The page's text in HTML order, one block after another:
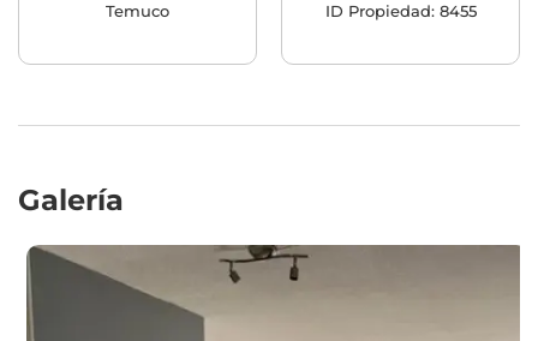
Temuco ID Propiedad: 8455
Galería